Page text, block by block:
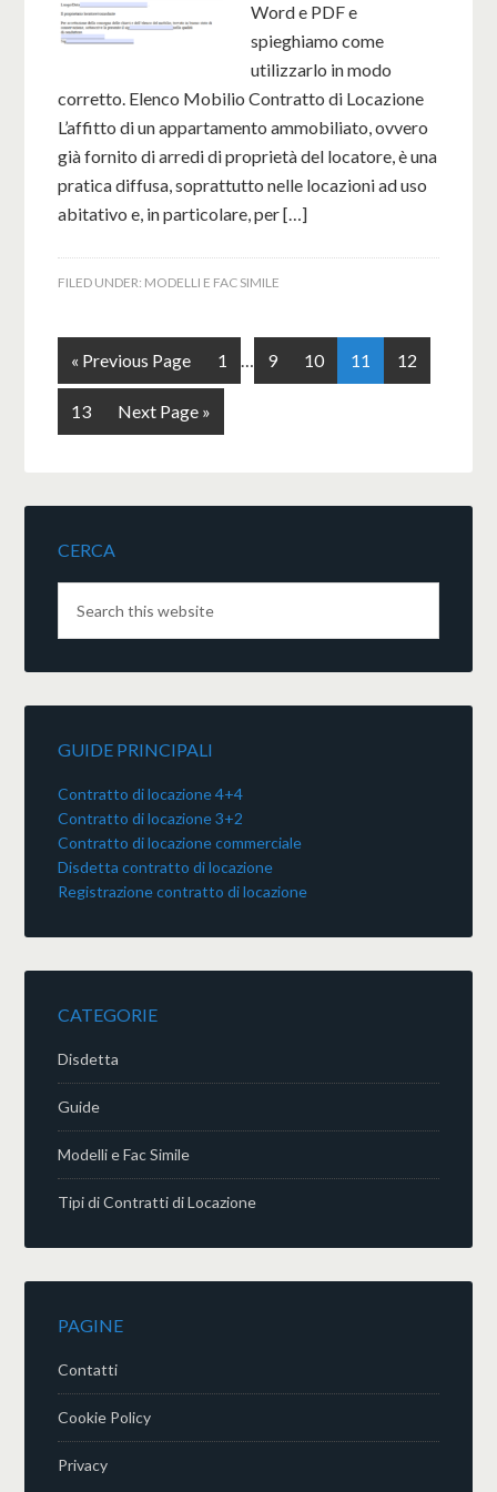
Word e PDF e
spieghiamo come
utilizzarlo in modo
corretto. Elenco Mobilio Contratto di Locazione
L’affitto di un appartamento ammobiliato, ovvero
già fornito di arredi di proprietà del locatore, è una
pratica diffusa, soprattutto nelle locazioni ad uso
abitativo e, in particolare, per […]
FILED UNDER: MODELLI E FAC SIMILE
« Previous Page 1 … 9 10 11 12
13 Next Page »
CERCA
GUIDE PRINCIPALI
Contratto di locazione 4+4
Contratto di locazione 3+2
Contratto di locazione commerciale
Disdetta contratto di locazione
Registrazione contratto di locazione
CATEGORIE
Disdetta
Guide
Modelli e Fac Simile
Tipi di Contratti di Locazione
PAGINE
Contatti
Cookie Policy
Privacy